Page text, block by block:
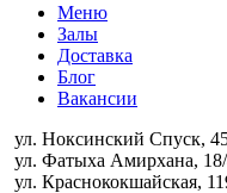
Меню
Залы
Доставка
Блог
Вакансии
ул. Ноксинский Спуск,
ул. Фатыха Амирхана, 18/
ул. Краснококшайская,